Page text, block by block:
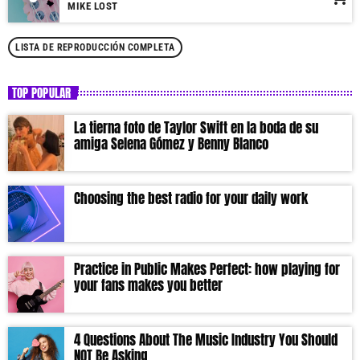
MIKE LOST
LISTA DE REPRODUCCIÓN COMPLETA
TOP POPULAR
La tierna foto de Taylor Swift en la boda de su
amiga Selena Gómez y Benny Blanco
Choosing the best radio for your daily work
Practice in Public Makes Perfect: how playing for
your fans makes you better
4 Questions About The Music Industry You Should